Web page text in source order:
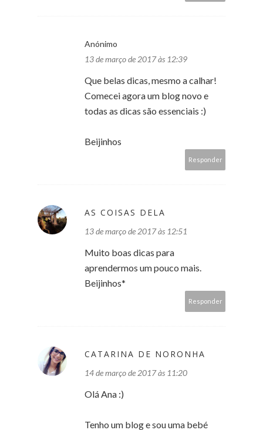
Anónimo
13 de março de 2017 às 12:39
Que belas dicas, mesmo a calhar!
Comecei agora um blog novo e
todas as dicas são essenciais :)
Beijinhos
Responder
AS COISAS DELA
13 de março de 2017 às 12:51
Muito boas dicas para
aprendermos um pouco mais.
Beijinhos*
Responder
CATARINA DE NORONHA
14 de março de 2017 às 11:20
Olá Ana :)
Tenho um blog e sou uma bebé